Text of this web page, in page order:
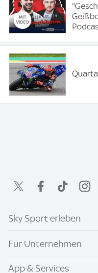
Sky Sport erleben
Für Unternehmen
App & Services